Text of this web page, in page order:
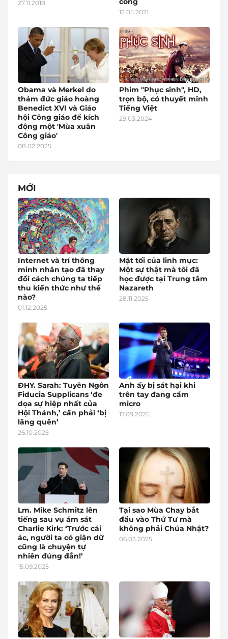
27.11.2018
12.05.2021
Obama và Merkel do
thám đức giáo hoàng
Benedict XVI và Giáo
hội Công giáo để kích
động một 'Mùa xuân
Công giáo'
08.02.2025
Phim "Phục sinh", HD,
trọn bộ, có thuyết minh
Tiếng Việt
29.03.2024
MỚI
Internet và trí thông
minh nhân tạo đã thay
đổi cách chúng ta tiếp
thu kiến thức như thế
nào?
01.12.2025
Mặt tối của linh mục:
Một sự thật mà tôi đã
học được tại Trung tâm
Nazareth
28.11.2025
ĐHY. Sarah: Tuyên Ngôn
Fiducia Supplicans ‘đe
dọa sự hiệp nhất của
Hội Thánh,’ cần phải ‘bị
lãng quên’
26.10.2025
Anh ấy bị sát hại khi
trên tay đang cầm
micro
17.09.2025
Lm. Mike Schmitz lên
tiếng sau vụ ám sát
Charlie Kirk: ‘Trước cái
ác, người ta có giận dữ
cũng là chuyện tự
nhiên đúng đắn!’
15.09.2025
Tại sao Mùa Chay bắt
đầu vào Thứ Tư mà
không phải Chúa Nhật?
06.03.2025